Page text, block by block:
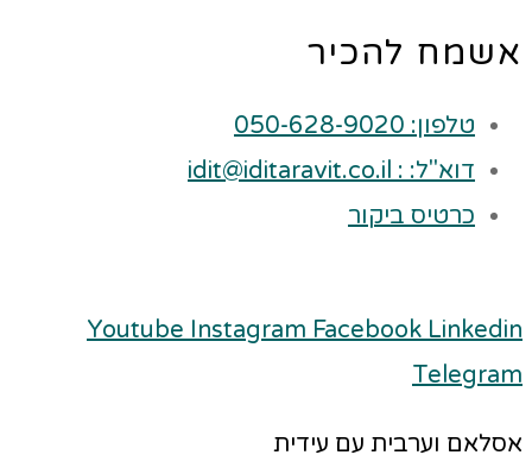
אשמח להכיר
טלפון: 050-628-9020
דוא"ל: : idit@iditaravit.co.il
כרטיס ביקור
Youtube Instagram Facebook Linkedin
Telegram
אסלאם וערבית עם עידית